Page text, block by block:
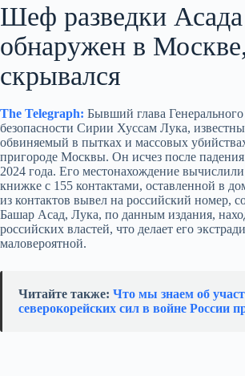
Шеф разведки Асада
обнаружен в
скрывался
The Telegraph: Бывший глава
безопасности Сирии Хуссам Лука,
обвиняемый в пытках и массовых
пригороде Москвы. Он исчез после
2024 года. Его местонахождение
книжке с 155 контактами, оставленной в
из контактов вывел на российский номер,
Башар Асад, Лука, по данным издания,
российских властей, что делает его
маловероятной.
Читайте также: Что мы знаем об
северокорейских сил в войне России